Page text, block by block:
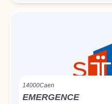
14000Caen
EMERGENCE